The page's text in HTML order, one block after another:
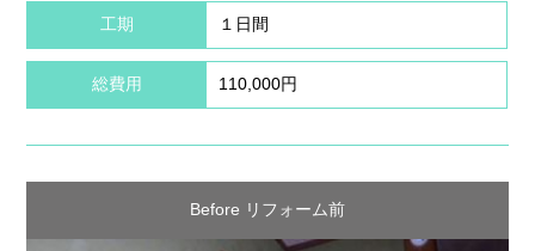
工期 １日間
総費用 110,000円
Before リフォーム前